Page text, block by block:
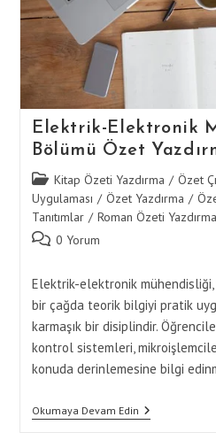
Elektrik-Elektronik
Bölümü Özet
Post
category:
Kitap Özeti Yazdırma / Özet
Uygulaması / Özet Yazdırma /
Tanıtımlar / Roman Özeti Yazdırma
Post 0 Yorum
Elektrik-elektronik
bir çağda teorik bilgiyi pratik
karmaşık bir disiplindir.
kontrol sistemleri,
konuda derinlemesine bilgi
Okumaya Devam EdinElektrik-
Elektronik